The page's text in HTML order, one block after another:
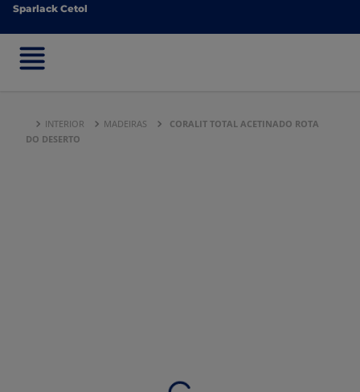
Sparlack Cetol
Sparlack Cetol
INTERIOR MADEIRAS
CORALIT TOTAL ACETINADO ROTA
DO DESERTO